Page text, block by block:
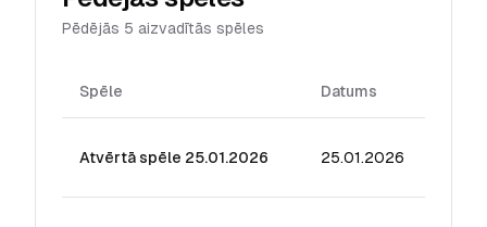
Pēdējās 5 aizvadītās spēles
Spēle Datums
Atvērtā spēle 25.01.2026 25.01.2026